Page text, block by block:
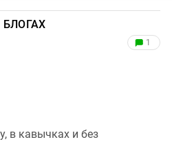
1
в кавычках и без